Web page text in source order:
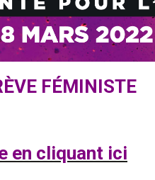
FÉMINISTE
en cliquant ici